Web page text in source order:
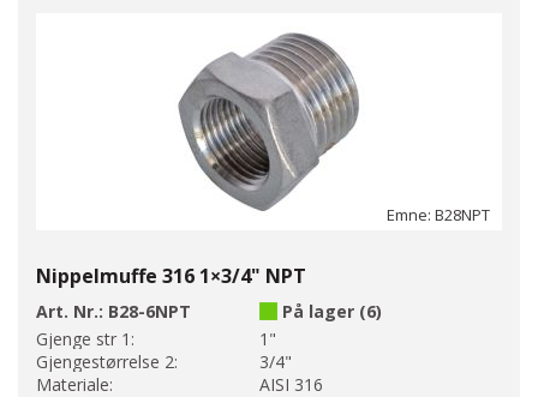
Emne: B28NPT
Nippelmuffe 316 1×3/4" NPT
Art. Nr.: B28-6NPT
På lager (6)
Gjenge str 1:
1"
Gjengestørrelse 2:
3/4"
Materiale:
AISI 316